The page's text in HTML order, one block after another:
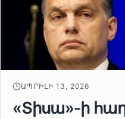
ԱՊՐԻԼԻ 13, 2026
«Տիսա»-ի